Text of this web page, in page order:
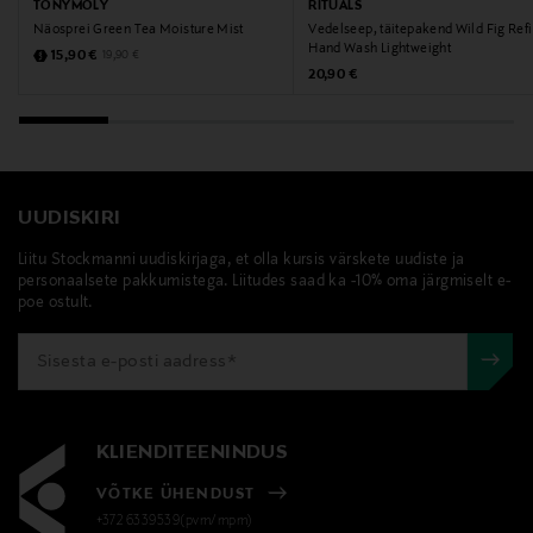
Märksõnad
moomin arabia, kruus, muumikruus, tass
TONYMOLY
Näosprei Green Tea Moisture Mist
Discounted Price
15,90 € Original Price
19,90 €
RITUALS
Vedelseep, täitepakend Wild Fig
Hand Wash Lightweight
Original Price
20,90 €
UUDISKIRI
Liitu Stockmanni uudiskirjaga, et olla kursis värskete uudiste ja
personaalsete pakkumistega. Liitudes saad ka -10% oma järgmiselt e-
poe ostult.
KLIENDITEENINDUS
VÕTKE ÜHENDUST
+372 6339539(pvm/mpm)